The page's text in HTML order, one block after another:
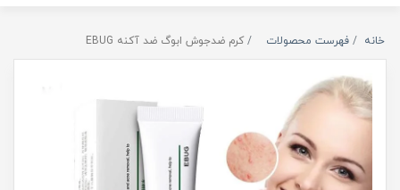
خانه فهرست محصولات کرم ضدجوش ابوگ ضد آکنه EBUG